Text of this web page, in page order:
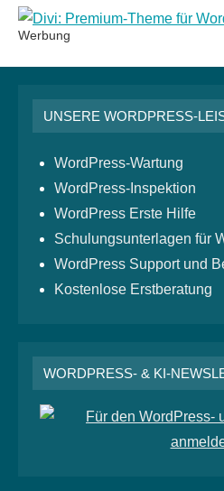
Werbung
UNSERE WORDPRESS-
WordPress-Wartung
WordPress-Inspektion
WordPress Erste Hilfe
Schulungsunterlagen für
WordPress Support und
Kostenlose Erstberatung
WORDPRESS- & KI-